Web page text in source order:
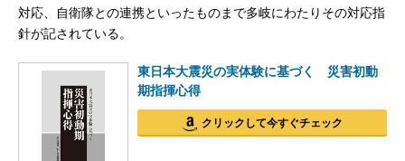
対応、自衛隊との連携といったものまで多岐にわたりその対応指
針が記されている。
東日本大震災の実体験に基づく 災害初動
期指揮心得
クリックして今すぐチェック